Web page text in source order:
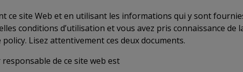
ce site Web et en utilisant les informations qui y sont
conditions d’utilisation et vous avez pris connaissance de
policy. Lisez attentivement ces deux documents.
responsable de ce site web est